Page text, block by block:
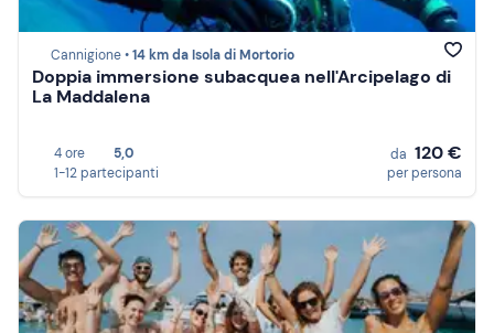
Cannigione •14 km da Isola di Mortorio
Doppia immersione subacquea nell'Arcipelago di
La Maddalena
4 ore
5,0
1-12 partecipanti
da 120 €
per persona